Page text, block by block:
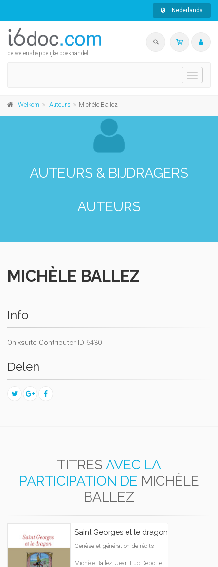
Nederlands
de wetenshappelijke boekhandel
Toggle
Welkom Auteurs Michèle Ballez
AUTEURS & BIJDRAGERS
AUTEURS
MICHÈLE BALLEZ
Info
Onixsuite Contributor ID 6430
Delen
TITRES AVEC LA
PARTICIPATION DE MICHÈLE
BALLEZ
Saint Georges et le dragon
Genèse et génération de récits
Michèle Ballez, Jean-Luc Depotte